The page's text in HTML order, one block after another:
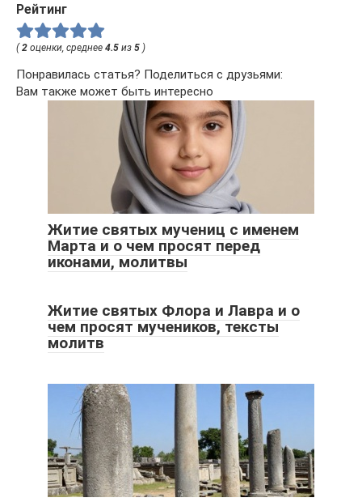
Рейтинг
(2 оценки, среднее 4.5 из 5 )
Понравилась статья? Поделиться с друзьями:
Вам также может быть интересно
Житие святых мучениц с именем
Марта и о чем просят перед
иконами, молитвы
Житие святых Флора и Лавра и о
чем просят мучеников, тексты
молитв